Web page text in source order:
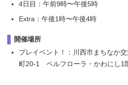
4日目：午前9時〜午後5時
Extra：午後1時〜午後4時
開催場所
プレイベント！：川西市まちなか
町20-1 ベルフローラ・かわにし1